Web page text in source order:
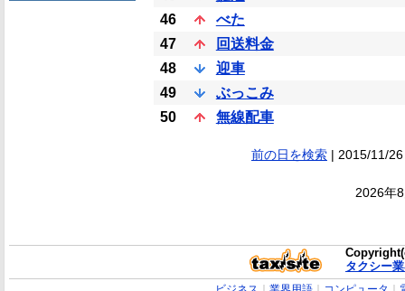
46
べた
47
回送料金
48
迎車
49
ぶっこみ
50
無線配車
前の日を検索| 2015/11/
2026年
タクシー